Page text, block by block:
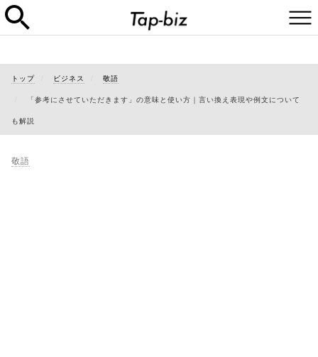
トップ ビジネス 敬語
「参考にさせていただきます」の意味と使い方｜言い換え表現や例文について
も解説
敬語